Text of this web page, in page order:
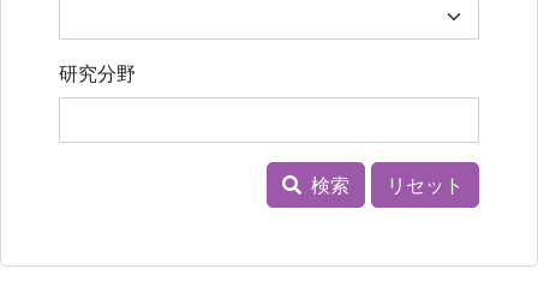
研究分野
検索 リセット